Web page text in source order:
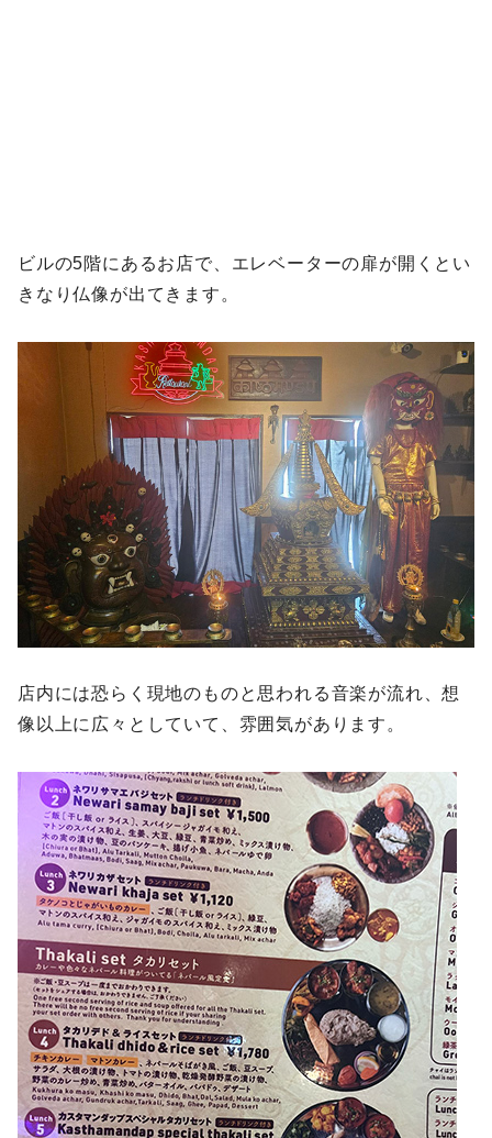
ビルの5階にあるお店で、エレベーターの扉が開くとい
きなり仏像が出てきます。
店内には恐らく現地のものと思われる音楽が流れ、想
像以上に広々としていて、雰囲気があります。